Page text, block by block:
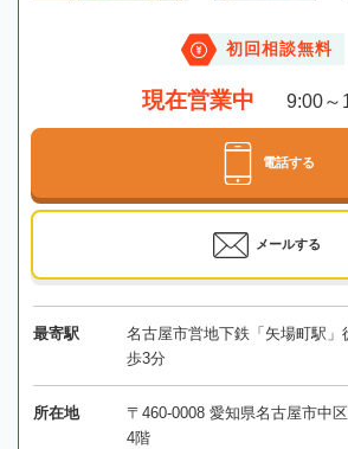
初回相談無料
現在営業中 9:00～
電話する
メールする
最寄駅
名古屋市営地下鉄「矢場町駅
歩3分
所在地
〒460-0008 愛知県名古屋市中
4階